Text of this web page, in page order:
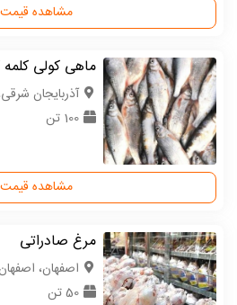
مشاهده قیمت
ماهی کولی کلمه
آذربایجان
100 تن
مشاهده قیمت
مرغ صادراتی
اصفهان، اصفهان
50 تن